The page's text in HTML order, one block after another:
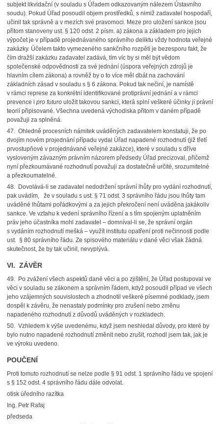
subjekt likvidační (v souladu s Úřadem odkazovaným nálezem Ústavního
soudu). Pokud Úřad posoudil objem prostředků, s nimiž zadavatel hospodaří,
učinil tak správně a v mezích své pravomoci. Meze pro uložení sankce jsou
přitom stanoveny ust. § 120 odst. 2 písm. a) zákona a základem pro jejich
výpočet je v případě projednávaného správního deliktu vždy hodnota veřejné
zakázky. Účelem takto vymezeného sankčního rozpětí je bezesporu fakt, že
čím dražší zakázku zadavatel zadává, tím víc by si měl být vědom
společenské odpovědnosti za své jednání (úspora veřejných zdrojů je
hlavním cílem zákona) a rovněž by o to více měl dbát na zachování
základních zásad v souladu s § 6 zákona. Pokud tak nečiní, je namístě
v rámci represe za konkrétní identifikované protiprávní jednání a v rámci
prevence i pro futuro uložit takovou sankci, která splní veškeré účinky jí právní
teorií připisované. Všechna uvedená východiska přitom v daném případě
považuji za splněná.
47. Ohledně procesních námitek uváděných zadavatelem konstatuji, že po
dvojím novém projednání případu vydal Úřad napadené rozhodnutí (již třetí
prvostupňové v projednávané veřejné zakázce), které v souladu s dříve
vysloveným závazným právním názorem předsedy Úřad precizoval, přičemž
nyní přezkoumávané rozhodnutí považuji za dostatečně určité, srozumitelné
a přezkoumatelné.
48. Dovolává-li se zadavatel nedodržení správní lhůty pro vydání rozhodnutí,
pak uvádím, že v souladu s ust. § 71 odst. 3 správního řádu jsou lhůty tam
uváděné lhůtami pořádkovými a za jejich překročení není uváděna jakákoliv
sankce. Ve vztahu k vedení správního řízení a s tím spojeným uplatněním
práv jeho účastníka mohl zadavatel – domníval-li se, že správní orgán
s vydáním rozhodnutí mešká ­– využít institutu opatření proti nečinnosti podle
ust. § 80 správního řádu. Ze spisového materiálu v dané věci však žádná
skutečnost, že by tak učinil, nevyplývá.
VI. ZÁVĚR
49. Po zvážení všech aspektů dané věci a po zjištění, že Úřad postupoval ve
věci v souladu se zákonem a správním řádem, když posoudil případ ve všech
jeho vzájemných souvislostech a zhodnotil veškeré písemné podklady, jsem
dospěl k závěru, že nenastaly podmínky pro zrušení nebo změnu
napadeného rozhodnutí z důvodů uváděných v rozkladech.
50. Vzhledem k výše uvedenému, když jsem neshledal důvody, pro které by
bylo nutno napadené rozhodnutí změnit nebo zrušit, rozhodl jsem tak, jak je
ve výroku uvedeno.
POUČENÍ
Proti tomuto rozhodnutí se nelze podle § 91 odst. 1 správního řádu ve spojení
s § 152 odst. 4 správního řádu dále odvolat.
otisk úředního razítka
Ing. Petr Rafaj
předseda